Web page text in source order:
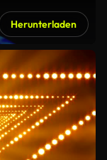
Herunterladen